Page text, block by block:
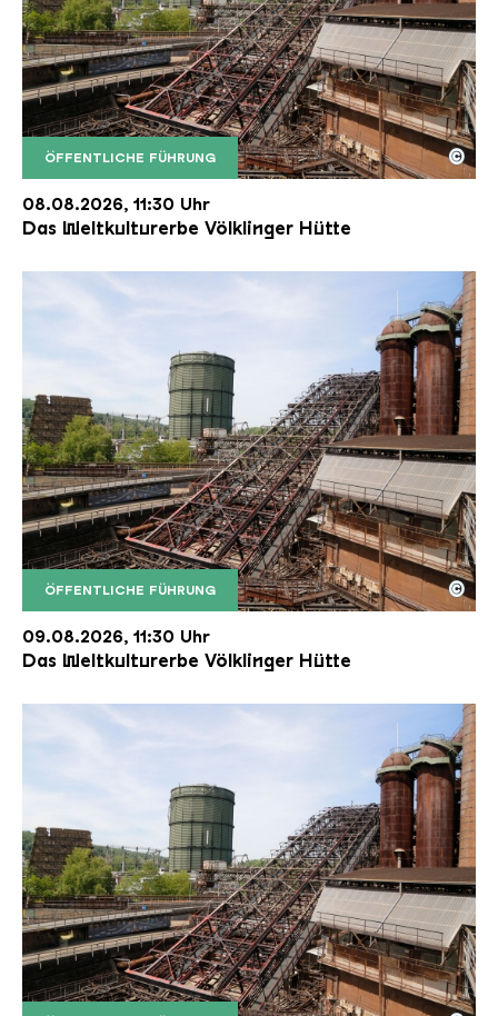
ÖFFENTLICHE FÜHRUNG
Der Erzschrägaufzug der Völklinger Hütte mit
Copyright: Weltkulturerbe Völklinger Hütte | Karl
©
08.08.2026, 11:30 Uhr
Das Weltkulturerbe Völklinger Hütte
ÖFFENTLICHE FÜHRUNG
Der Erzschrägaufzug der Völklinger Hütte mit
Copyright: Weltkulturerbe Völklinger Hütte | Karl
©
09.08.2026, 11:30 Uhr
Das Weltkulturerbe Völklinger Hütte